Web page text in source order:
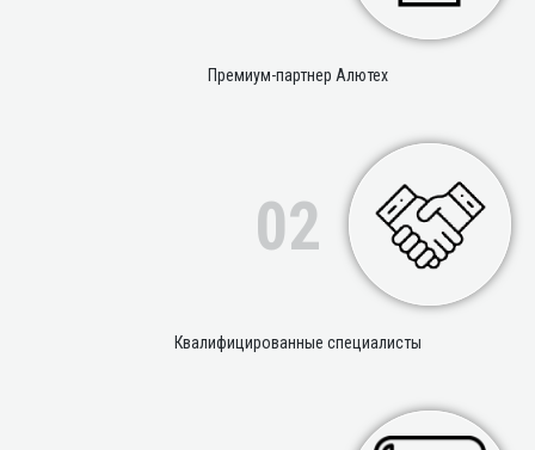
Премиум-партнер Алютех
02
Квалифицированные специалисты